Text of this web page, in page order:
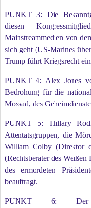
PUNKT 3: Die
diesen
Mainstreammedien von
sich geht (US-Marines
Trump führt Kriegsrecht
PUNKT 4: Alex Jones
Bedrohung für die
Mossad, des
PUNKT 5: Hillary
Attentatsgruppen, die
William Colby (Direktor
(Rechtsberater des Weißen
des ermordeten
beauftragt.
PUNKT 6: Der